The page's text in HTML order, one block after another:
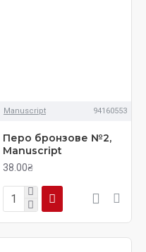
Manuscript 94160553
Перо бронзове №2,
Manuscript
38.00₴